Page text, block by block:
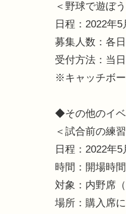
＜野球で遊ぼ
日程：2022年
募集人数：各
受付方法：当
※キャッチボ
◆その他のイベ
＜試合前の練
日程：2022年
時間：開場時
対象：内野席
場所：購入席